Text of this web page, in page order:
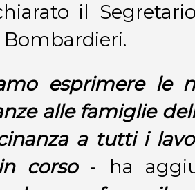
il
Bombardieri.
esprimere le
alle famiglie
a tutti i
corso- ha